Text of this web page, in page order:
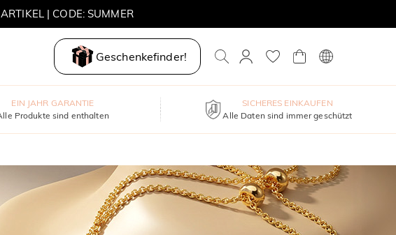
| CODE: SUMMER
Geschenkefinder!
EIN JAHR GARANTIE
Produkte sind enthalten
SICHERES EINKAUFEN
Alle Daten sind immer geschützt